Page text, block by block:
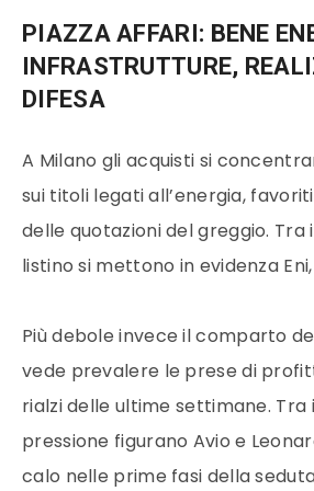
PIAZZA AFFARI: BENE
INFRASTRUTTURE,
DIFESA
A Milano gli acquisti si
sui titoli legati all’energia,
delle quotazioni del greggio. Tra
listino si mettono in evidenza
Più debole invece il comparto
vede prevalere le prese di
rialzi delle ultime settimane.
pressione figurano Avio e
calo nelle prime fasi della